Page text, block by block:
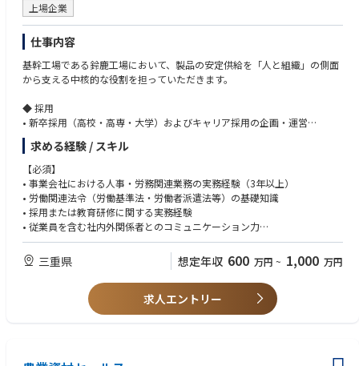
【身につくスキル＜ポータブルスキル＞】
-プロジェクトマネジメント
∟スケジュール・リスク・コスト管理／提案書・見積書作成、関係者調
整
-ファシリテーション・調整力
∟官公庁・サプライヤー・社内外関係者との調整／会議進行、課題解決
支援
・継続的学習・技術探索力
∟ 技術トレンドの分析／社内外のコミュニティを活用した知識獲得
・課題抽出
面からの解決
・論理的思考・技術的説明力
∟解析根拠をもとにした設計変更提案、他部署・客先への技術的な説明
【ポジション魅力】
■国家プロジェクト参画による社会貢献
・日本の防衛力強化という国家的課題に対し、防衛関連の開発という国家
プロジェクトに参画することで、社会の安全保障に直接貢献できます。
■最先端技術への挑戦
・プロジェクトでは、素材開発・空力技術・探知システム・自動追尾制御
上場企業
仕事内容
基幹工場である鈴鹿工場において、製品の安定供給を「人と組織」の側面
から支える中核的な役割を担っていただきます。
◆ 採用
• 新卒採用（高校・高専・大学）およびキャリア採用の企画・運営
• 学校訪問、会社説明会、工場見学、選考対応、内定者フォロー
• 採用活動を通じた鈴鹿工場の魅力発信および母集団形成への貢献
◆派遣社員・契約社員・パートタイマー管理
• 派遣社員、契約社員、パートタイマーの契約管理、更新管理、受入れ・
異動・退職に関する実務
• 派遣会社等の社外パートナーとの折衝、契約条件・人員状況の確認、必
• 労働者派遣法等の関連法令を踏まえた適正な運用管理
• 新入社員教育、階層別研修、工場内教育等の企画・運営支援
• 工場教育体系の整備、教育計画の進捗管理、受講状況の確認
求める経験 / スキル
【必須】
• 事業会社における人事・労務関連業務の実務経験（3年以上）
• 労働関連法令（労働基準法・労働者派遣法等）の基礎知識
• 採用または教育研修に関する実務経験
• 従業員を含む社内外関係者とのコミュニケーション力
【歓迎】
• 製造業（工場）における人事・労務業務の経験
• 安全衛生、健康管理、福利厚生に関する業務経験
• Excel、BIツール等を活用したデータ集計・分析スキル
三重県 想定年収 600 万円 ~ 1,000 万円
求人エントリー